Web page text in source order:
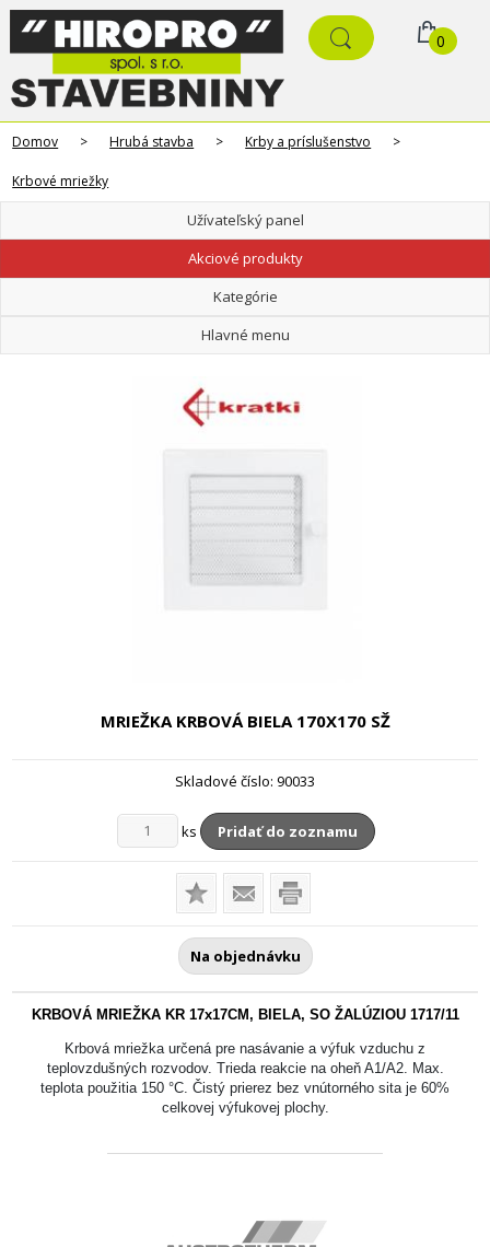
0
Domov > Hrubá stavba > Krby a príslušenstvo >
Krbové mriežky
Užívateľský panel
Akciové produkty
Kategórie
Hlavné menu
MRIEŽKA KRBOVÁ BIELA 170X170 SŽ
Skladové číslo: 90033
ks Pridať do zoznamu
Na objednávku
KRBOVÁ MRIEŽKA KR 17x17CM, BIELA, SO ŽALÚZIOU 1717/11
Krbová mriežka určená pre nasávanie a výfuk vzduchu z
teplovzdušných rozvodov. Trieda reakcie na oheň A1/A2. Max.
teplota použitia 150 °C. Čistý prierez bez vnútorného sita je 60%
celkovej výfukovej plochy.